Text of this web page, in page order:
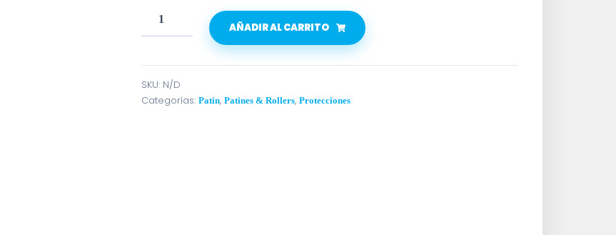
AÑADIR AL CARRITO
SKU: N/D
Categorías: Patin, Patines & Rollers, Protecciones